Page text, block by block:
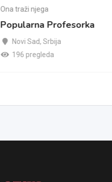
Ona traži njega
Popularna Profesorka
Novi Sad, Srbija
196 pregleda